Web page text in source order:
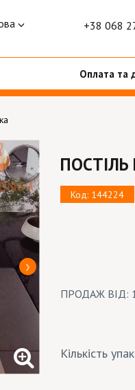
+38 068
Оплата та
ПОСТІЛЬ
Код: 144224
ПРОДАЖ ВІД:
Кількість